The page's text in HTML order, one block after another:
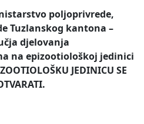
istarstvo poljoprivrede,
Tuzlanskog kantona –
djelovanja
na epizootiološkoj jedinici
JEDINICU SE